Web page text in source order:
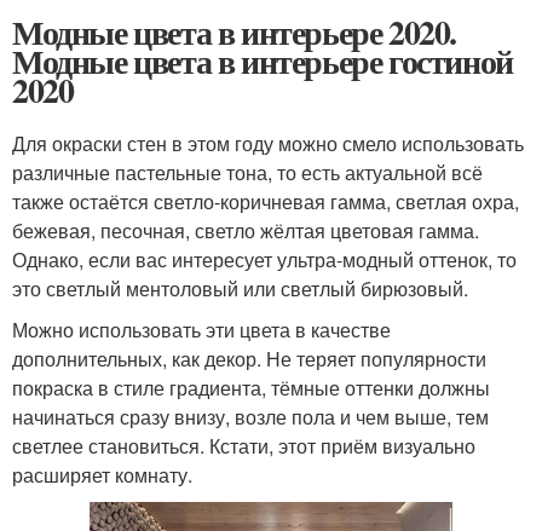
Модные цвета в интерьере 2020.
Модные цвета в интерьере гостиной
2020
Для окраски стен в этом году можно смело использовать
различные пастельные тона, то есть актуальной всё
также остаётся светло-коричневая гамма, светлая охра,
бежевая, песочная, светло жёлтая цветовая гамма.
Однако, если вас интересует ультра-модный оттенок, то
это светлый ментоловый или светлый бирюзовый.
Можно использовать эти цвета в качестве
дополнительных, как декор. Не теряет популярности
покраска в стиле градиента, тёмные оттенки должны
начинаться сразу внизу, возле пола и чем выше, тем
светлее становиться. Кстати, этот приём визуально
расширяет комнату.